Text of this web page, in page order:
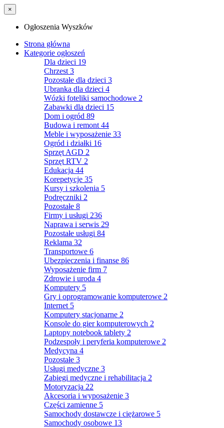
×
Ogłoszenia Wyszków
Strona główna
Kategorie ogłoszeń
Dla dzieci 19
Chrzest 3
Pozostałe dla dzieci 3
Ubranka dla dzieci 4
Wózki foteliki samochodowe 2
Zabawki dla dzieci 15
Dom i ogród 89
Budowa i remont 44
Meble i wyposażenie 33
Ogród i działki 16
Sprzęt AGD 2
Sprzęt RTV 2
Edukacja 44
Korepetycje 35
Kursy i szkolenia 5
Podręczniki 2
Pozostałe 8
Firmy i usługi 236
Naprawa i serwis 29
Pozostałe usługi 84
Reklama 32
Transportowe 6
Ubezpieczenia i finanse 86
Wyposażenie firm 7
Zdrowie i uroda 4
Komputery 5
Gry i oprogramowanie komputerowe 2
Internet 5
Komputery stacjonarne 2
Konsole do gier komputerowych 2
Laptopy notebook tablety 2
Podzespoły i peryferia komputerowe 2
Medycyna 4
Pozostałe 3
Usługi medyczne 3
Zabiegi medyczne i rehabilitacja 2
Motoryzacja 22
Akcesoria i wyposażenie 3
Części zamienne 5
Samochody dostawcze i ciężarowe 5
Samochody osobowe 13